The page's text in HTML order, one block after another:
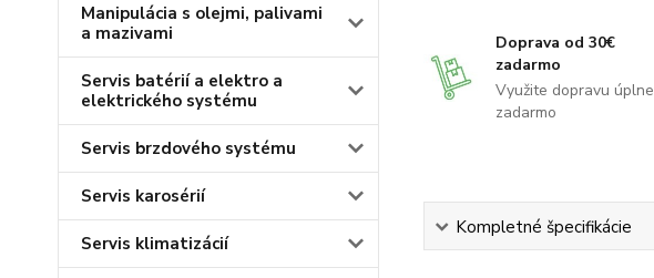
Manipulácia s olejmi, palivami
a mazivami
Servis batérií a elektro a
elektrického systému
Servis brzdového systému
Servis karosérií
Servis klimatizácií
Doprava od 30€
zadarmo
Využite dopravu úplne
zadarmo
Kompletné špecifikácie